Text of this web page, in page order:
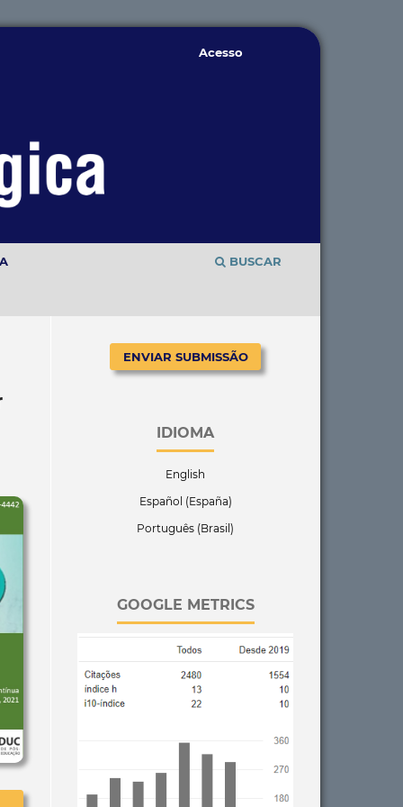
BUSCAR
Acesso
ENVIAR SUBMISSÃO
IDIOMA
English
Español (España)
Português (Brasil)
GOOGLE METRICS